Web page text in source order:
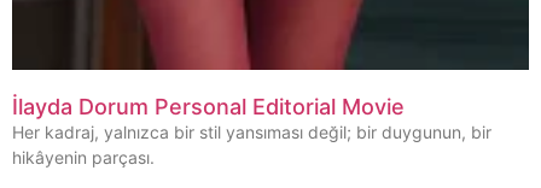
İlayda Dorum Personal Editorial Movie
Her kadraj, yalnızca bir stil yansıması değil; bir duygunun, bir
hikâyenin parçası.